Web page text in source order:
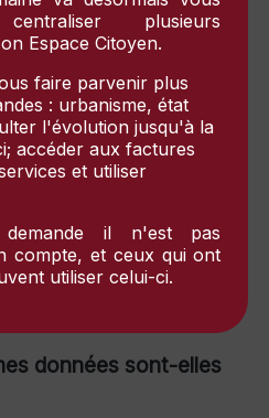
s'il ne souhaite pas faire
par voie téléphonique.
portant sur le traitement
vous pouvez
auprès de l'autorité
laCNIL
pas l'objet d'une prise de
stockées et traitées au sein
données sont-elles
plusieurs
Espace Citoyen.
faire parvenir plus
: urbanisme, état
l'évolution jusqu'à la
accéder aux factures
et utiliser
il n'est pas
compte, et ceux qui ont
utiliser celui-ci.